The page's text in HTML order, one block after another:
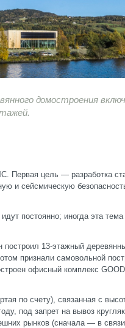
домостроения
Первая цель — разработка
и сейсмическую
постоянно; иногда эта
построил 13-этажный
признали самовольной
офисный комплекс
по счету), связанная с
под запрет на вывоз
рынков (сначала — в